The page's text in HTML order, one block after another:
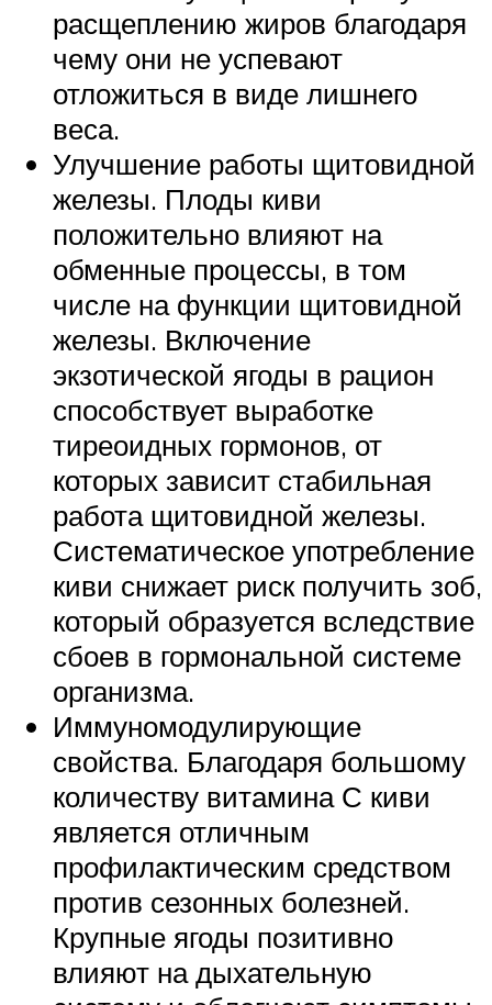
расщеплению жиров благодаря
чему они не успевают
отложиться в виде лишнего
веса.
Улучшение работы щитовидной
железы. Плоды киви
положительно влияют на
обменные процессы, в том
числе на функции щитовидной
железы. Включение
экзотической ягоды в рацион
способствует выработке
тиреоидных гормонов, от
которых зависит стабильная
работа щитовидной железы.
Систематическое употребление
киви снижает риск получить зоб,
который образуется вследствие
сбоев в гормональной системе
организма.
Иммуномодулирующие
свойства. Благодаря большому
количеству витамина С киви
является отличным
профилактическим средством
против сезонных болезней.
Крупные ягоды позитивно
влияют на дыхательную